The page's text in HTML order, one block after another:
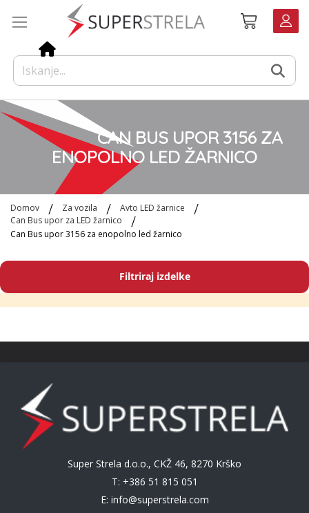
Košarica
CAN BUS UPOR 3156 ZA
ENOPOLNO LED ŽARNICO
Domov Za vozila
Avto LED žarnice
Can Bus upor za LED žarnico
Can Bus upor 3156 za enopolno led žarnico
Filtriraj izdelke
Super Strela d.o.o., CKŽ 46, 8270 Krško
T: +386 51 815 051
E: info@superstrela.com